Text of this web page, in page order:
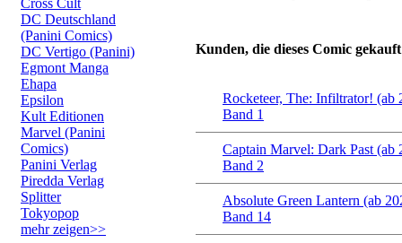
Cross Cult
DC Deutschland
(Panini Comics)
DC Vertigo (Panini)
Egmont Manga
Ehapa
Epsilon
Kult Editionen
Marvel (Panini
Comics)
Panini Verlag
Piredda Verlag
Splitter
Tokyopop
mehr zeigen>>
Kunden, die dieses Comic
Rocketeer, The: Infiltrator! (ab
Band 1
Captain Marvel: Dark Past (ab
Band 2
Absolute Green Lantern (ab
Band 14